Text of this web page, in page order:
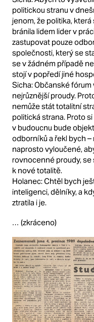
politickou stranu v
jenom, že politika,
bránila lidem lider v
zastupovat pouze
společnosti, který se
se v žádném případě
stojí v popředí jiné
Sicha: Občanské
nejrůznější proudy.
nemůže stát totalitní
politická strana. Proto
v budoucnu bude
odborníků a řekl bych
naprosto vyloučené,
rovnocenné proudy,
k nové totalitě.
Holanec: Chtěl bych
inteligenci, dělníky, a
ztratila i je.
… (zkráceno)